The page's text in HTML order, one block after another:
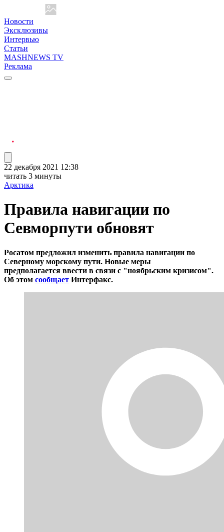
Новости
Эксклюзивы
Интервью
Статьи
MASHNEWS TV
Реклама
22 декабря 2021 12:38
читать 3 минуты
Арктика
Правила навигации по
Севморпути обновят
Росатом предложил изменить правила навигации по
Северному морскому пути. Новые меры
предполагается ввести в связи с "ноябрьским кризисом".
Об этом сообщает Интерфакс.